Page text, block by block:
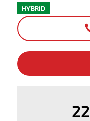
HYBRID